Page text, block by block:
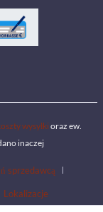
wysyłkioraz ew.
inaczej
sprzedawcą
Lokalizacje